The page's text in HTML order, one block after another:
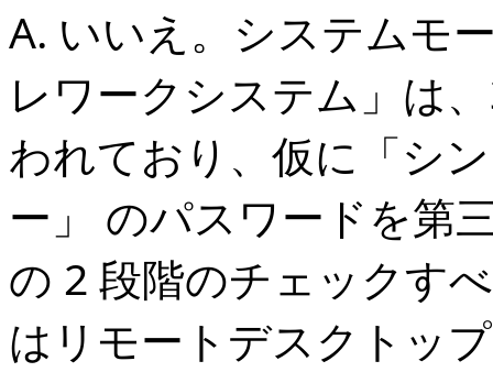
A. いいえ。システムモ
レワークシステム」は
われており、仮に「シ
ー」 のパスワードを第
の 2 段階のチェックす
はリモートデスクトッ